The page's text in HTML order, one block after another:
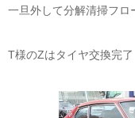
一旦外して分解清掃フロ
T様のZはタイヤ交換完了